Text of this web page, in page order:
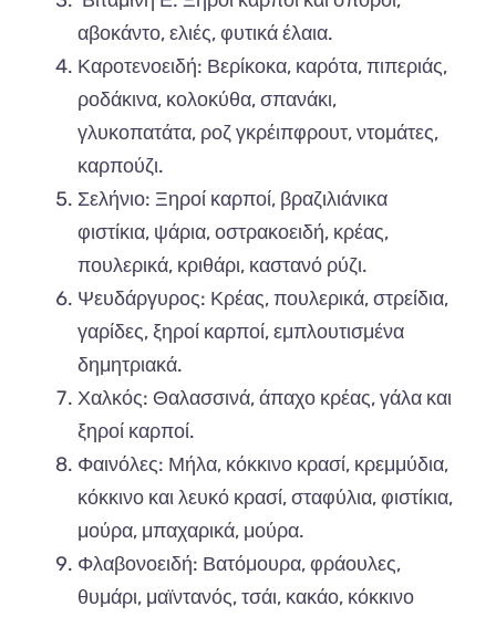
αβοκάντο, ελιές, φυτικά έλαια.
Καροτενοειδή: Βερίκοκα, καρότα, πιπεριάς,
ροδάκινα, κολοκύθα, σπανάκι,
γλυκοπατάτα, ροζ γκρέιπφρουτ, ντομάτες,
καρπούζι.
Σελήνιο: Ξηροί καρποί, βραζιλιάνικα
φιστίκια, ψάρια, οστρακοειδή, κρέας,
πουλερικά, κριθάρι, καστανό ρύζι.
Ψευδάργυρος: Κρέας, πουλερικά, στρείδια,
γαρίδες, ξηροί καρποί, εμπλουτισμένα
δημητριακά.
Χαλκός: Θαλασσινά, άπαχο κρέας, γάλα και
ξηροί καρποί.
Φαινόλες: Μήλα, κόκκινο κρασί, κρεμμύδια,
κόκκινο και λευκό κρασί, σταφύλια, φιστίκια,
μούρα, μπαχαρικά, μούρα.
Φλαβονοειδή: Βατόμουρα, φράουλες,
θυμάρι, μαϊντανός, τσάι, κακάο, κόκκινο